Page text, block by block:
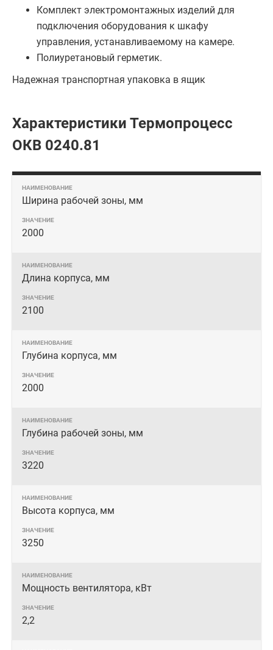
Комплект электромонтажных изделий для
подключения оборудования к шкафу
управления, устанавливаемому на камере.
Полиуретановый герметик.
Надежная транспортная упаковка в ящик
Характеристики Термопроцесс
ОКВ 0240.81
Ширина рабочей зоны, мм
2000
Длина корпуса, мм
2100
Глубина корпуса, мм
2000
Глубина рабочей зоны, мм
3220
Высота корпуса, мм
3250
Мощность вентилятора, кВт
2,2